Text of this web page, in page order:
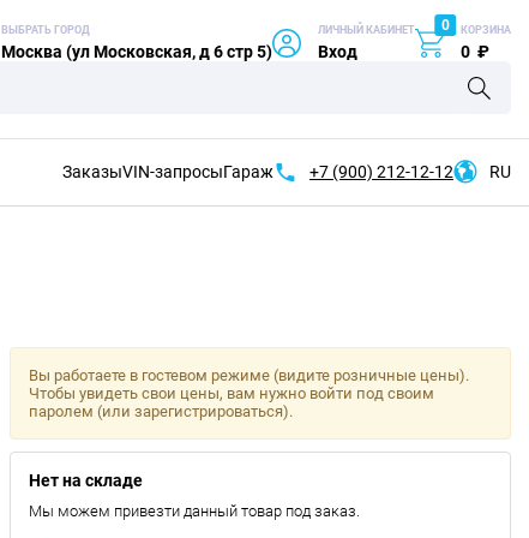
ВЫБРАТЬ ГОРОД
Москва (ул Московская, д 6 стр 5)
ЛИЧНЫЙ КАБИНЕТ
Вход
0 КОРЗИНА
0 ₽
ЗаказыVIN-запросыГараж +7 (900) 212-12-12 RU
Вы работаете в гостевом режиме (видите розничные цены).
Чтобы увидеть свои цены, вам нужно войти под своим
паролем (или зарегистрироваться).
Нет на складе
Мы можем привезти данный товар под заказ.